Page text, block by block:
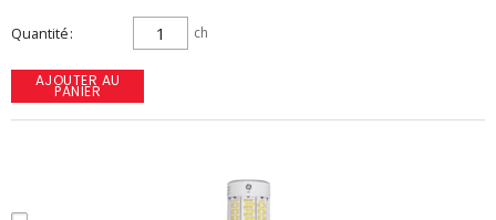
Quantité ch
AJOUTER AU
PANIER